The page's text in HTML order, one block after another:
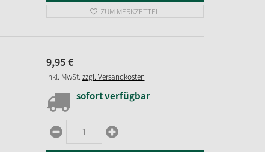
ZUM MERKZETTEL
9,95€
inkl. MwSt. zzgl. Versandkosten
sofort verfügbar